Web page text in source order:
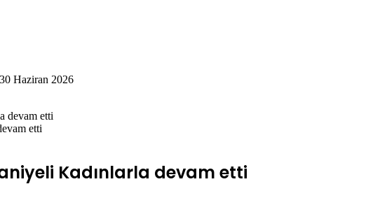
30 Haziran 2026
etti
Kadınlarla devam etti